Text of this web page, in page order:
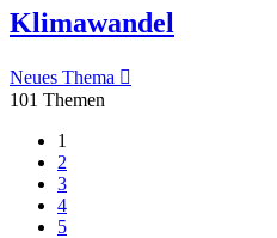
Klimawandel
Neues Thema
101 Themen
1
2
3
4
5